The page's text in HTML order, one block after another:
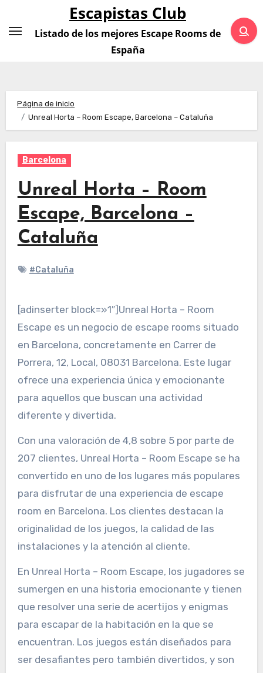
contenido
Escapistas Club
Listado de los mejores Escape Rooms de
España
Página de inicio
Unreal Horta – Room Escape, Barcelona – Cataluña
Barcelona
Unreal Horta – Room
Escape, Barcelona –
Cataluña
#Cataluña
[adinserter block=»1″]Unreal Horta – Room
Escape es un negocio de escape rooms situado
en Barcelona, concretamente en Carrer de
Porrera, 12, Local, 08031 Barcelona. Este lugar
ofrece una experiencia única y emocionante
para aquellos que buscan una actividad
diferente y divertida.
Con una valoración de 4,8 sobre 5 por parte de
207 clientes, Unreal Horta – Room Escape se ha
convertido en uno de los lugares más populares
para disfrutar de una experiencia de escape
room en Barcelona. Los clientes destacan la
originalidad de los juegos, la calidad de las
instalaciones y la atención al cliente.
En Unreal Horta – Room Escape, los jugadores se
sumergen en una historia emocionante y tienen
que resolver una serie de acertijos y enigmas
para escapar de la habitación en la que se
encuentran. Los juegos están diseñados para
ser desafiantes pero también divertidos, y son